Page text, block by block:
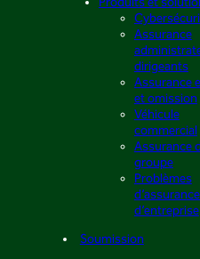
Produits et
Assurance
dirigeants
Assurance
et omission
Véhicule
commercial
Assurance
groupe
Problèmes
d’entreprise
Soumission